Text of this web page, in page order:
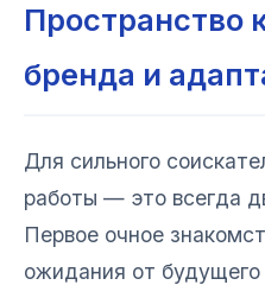
Пространство
бренда и
Для сильного
работы — это всегда
Первое очное
ожидания от